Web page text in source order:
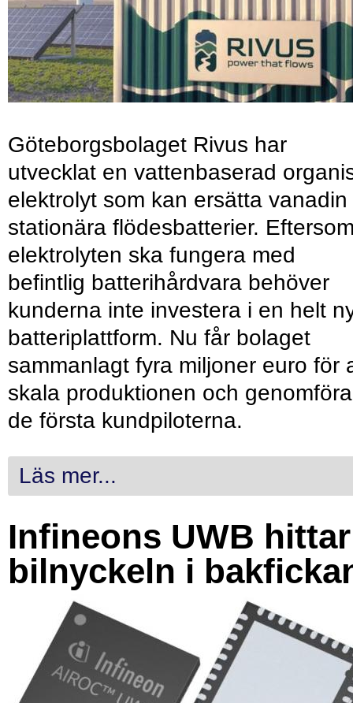
Göteborgsbolaget Rivus har
utvecklat en vattenbaserad
elektrolyt som kan ersätta vanadin
stationära flödesbatterier.
elektrolyten ska fungera med
befintlig batterihårdvara behöver
kunderna inte investera i en helt
batteriplattform. Nu får bolaget
sammanlagt fyra miljoner euro för
skala produktionen och genomföra
de första kundpiloterna.
Läs mer...
Infineons UWB hittar
bilnyckeln i